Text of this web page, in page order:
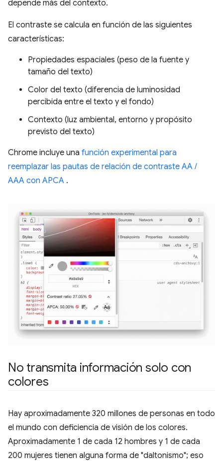
depende más del contexto.
El contraste se calcula en función de las siguientes
características:
Propiedades espaciales (peso de la fuente y
tamaño del texto)
Color del texto (diferencia de luminosidad
percibida entre el texto y el fondo)
Contexto (luz ambiental, entorno y propósito
previsto del texto)
Chrome incluye una función experimental para
reemplazar las pautas de relación de contraste AA /
AAA con APCA .
No transmita información solo con
colores
Hay aproximadamente 320 millones de personas en todo
el mundo con deficiencia de visión de los colores.
Aproximadamente 1 de cada 12 hombres y 1 de cada
200 mujeres tienen alguna forma de "daltonismo"; eso